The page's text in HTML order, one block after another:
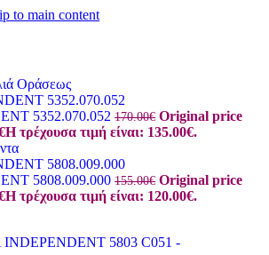
to main content
Οράσεως
5352.070.052 170.00€ Original price
Η τρέχουσα τιμή είναι: 135.00€.
5808.009.000 155.00€ Original price
Η τρέχουσα τιμή είναι: 120.00€.